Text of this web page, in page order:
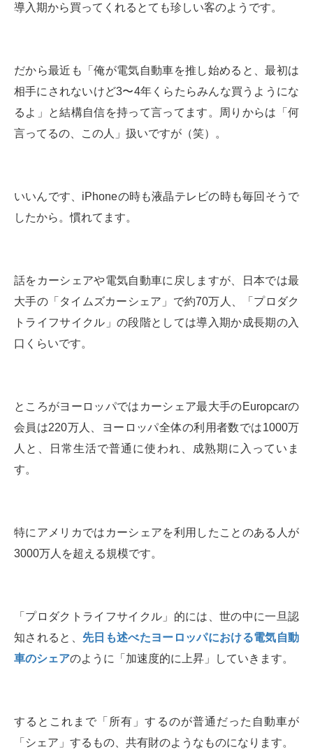
導入期から買ってくれるとても珍しい客のようです。
だから最近も「俺が電気自動車を推し始めると、最初は
相手にされないけど3〜4年くらたらみんな買うようにな
るよ」と結構自信を持って言ってます。周りからは「何
言ってるの、この人」扱いですが（笑）。
いいんです、iPhoneの時も液晶テレビの時も毎回そうで
したから。慣れてます。
話をカーシェアや電気自動車に戻しますが、日本では最
大手の「タイムズカーシェア」で約70万人、「プロダク
トライフサイクル」の段階としては導入期か成長期の入
口くらいです。
ところがヨーロッパではカーシェア最大手のEuropcarの
会員は220万人、ヨーロッパ全体の利用者数では1000万
人と、日常生活で普通に使われ、成熟期に入っていま
す。
特にアメリカではカーシェアを利用したことのある人が
3000万人を超える規模です。
「プロダクトライフサイクル」的には、世の中に一旦認
知されると、 先日も述べたヨーロッパにおける電気自動
車のシェアのように「加速度的に上昇」していきます。
するとこれまで「所有」するのが普通だった自動車が
「シェア」するもの、共有財のようなものになります。